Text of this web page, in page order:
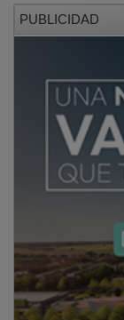
PUBLICIDAD